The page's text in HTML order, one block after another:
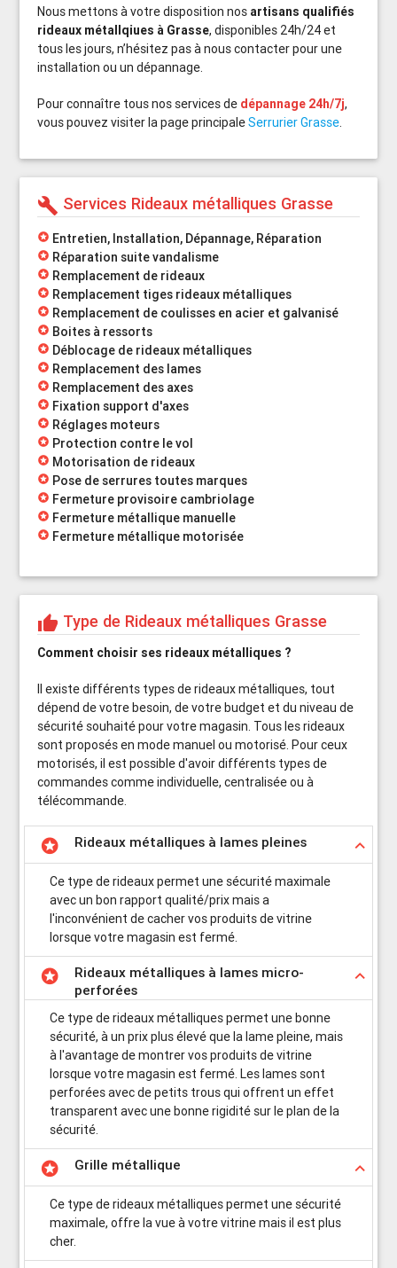
Nous mettons à votre disposition nos artisans qualifiés
rideaux métallqiues à Grasse, disponibles 24h/24 et
tous les jours, n’hésitez pas à nous contacter pour une
installation ou un dépannage.
Pour connaître tous nos services de dépannage 24h/7j,
vous pouvez visiter la page principaleSerrurier Grasse.
build Services Rideaux métalliques Grasse
stars Entretien, Installation, Dépannage, Réparation
stars Réparation suite vandalisme
stars Remplacement de rideaux
stars Remplacement tiges rideaux métalliques
stars Remplacement de coulisses en acier et galvanisé
stars Boites à ressorts
stars Déblocage de rideaux métalliques
stars Remplacement des lames
stars Remplacement des axes
stars Fixation support d'axes
stars Réglages moteurs
stars Protection contre le vol
stars Motorisation de rideaux
stars Pose de serrures toutes marques
stars Fermeture provisoire cambriolage
stars Fermeture métallique manuelle
stars Fermeture métallique motorisée
thumb_up Type de Rideaux métalliques Grasse
Comment choisir ses rideaux métalliques ?
Il existe différents types de rideaux métalliques, tout
dépend de votre besoin, de votre budget et du niveau de
sécurité souhaité pour votre magasin. Tous les rideaux
sont proposés en mode manuel ou motorisé. Pour ceux
motorisés, il est possible d'avoir différents types de
commandes comme individuelle, centralisée ou à
télécommande.
stars keyboard_arrow_up
Rideaux métalliques à lames pleines
Ce type de rideaux permet une sécurité maximale
avec un bon rapport qualité/prix mais a
l'inconvénient de cacher vos produits de vitrine
lorsque votre magasin est fermé.
stars keyboard_arrow_up
Rideaux métalliques à lames micro-
perforées
Ce type de rideaux métalliques permet une bonne
sécurité, à un prix plus élevé que la lame pleine, mais
à l'avantage de montrer vos produits de vitrine
lorsque votre magasin est fermé. Les lames sont
perforées avec de petits trous qui offrent un effet
transparent avec une bonne rigidité sur le plan de la
sécurité.
stars keyboard_arrow_up
Grille métallique
Ce type de rideaux métalliques permet une sécurité
maximale, offre la vue à votre vitrine mais il est plus
cher.